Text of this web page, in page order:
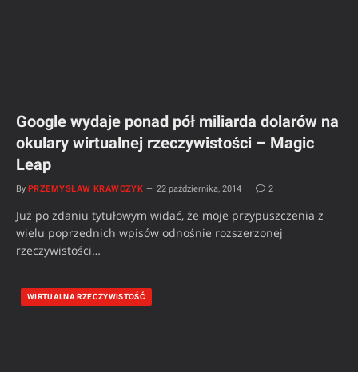
Google wydaje ponad pół miliarda dolarów na
okulary wirtualnej rzeczywistości – Magic
Leap
By PRZEMYSŁAW KRAWCZYK 22 października, 2014 2
Już po zdaniu tytułowym widać, że moje przypuszczenia z
wielu poprzednich wpisów odnośnie rozszerzonej
rzeczywistości…
WIRTUALNA RZECZYWISTOŚĆ